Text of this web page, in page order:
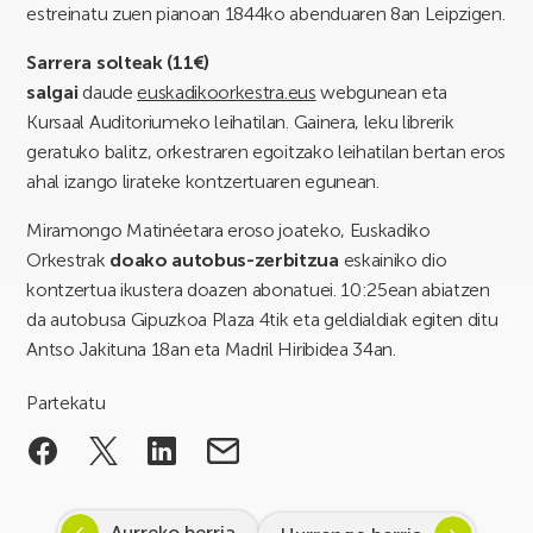
estreinatu zuen pianoan 1844ko abenduaren 8an Leipzigen.
Sarrera solteak (11€)
salgai daude euskadikoorkestra.eus webgunean eta
Kursaal Auditoriumeko leihatilan. Gainera, leku librerik
geratuko balitz, orkestraren egoitzako leihatilan bertan eros
ahal izango lirateke kontzertuaren egunean.
Miramongo Matinéetara eroso joateko, Euskadiko
Orkestrak doako autobus-zerbitzua eskainiko dio
kontzertua ikustera doazen abonatuei. 10:25ean abiatzen
da autobusa Gipuzkoa Plaza 4tik eta geldialdiak egiten ditu
Antso Jakituna 18an eta Madril Hiribidea 34an.
Partekatu